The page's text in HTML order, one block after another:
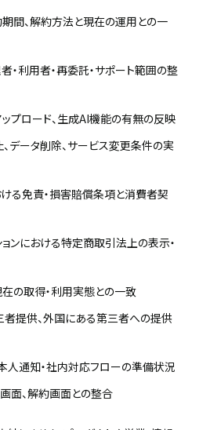
期間、解約方法と現在の運用との一
・利用者・再委託・サポート範囲の整
プロード、生成AI機能の有無の反映
データ削除、サービス変更条件の実
る免責・損害賠償条項と消費者契
ンにおける特定商取引法上の表示・
の取得・利用実態との一致
者提供、外国にある第三者への提供
人通知・社内対応フローの準備状況
画面、解約画面との整合